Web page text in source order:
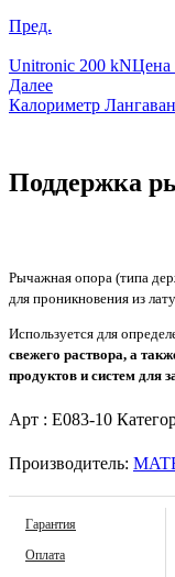
Пред.
Unitronic 200 kNЦена
Далее
Калориметр
Поддержка
Рычажная опора (типа
для проникновения из
Используется для
свежего раствора, а
продуктов и систем для
Арт : E083-10
Производитель:
Гарантия
Оплата